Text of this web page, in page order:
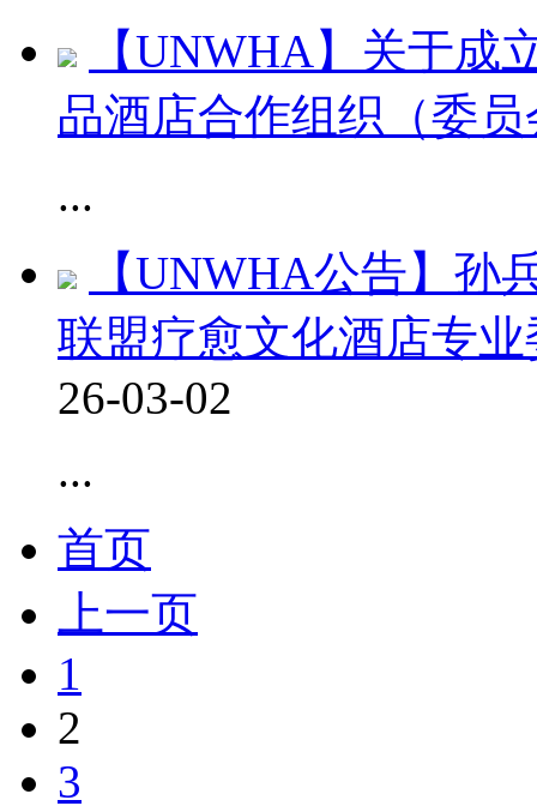
【UNWHA】关于成
品酒店合作组织（委
...
【UNWHA公告】孙
联盟疗愈文化酒店专
26-03-02
...
首页
上一页
1
2
3